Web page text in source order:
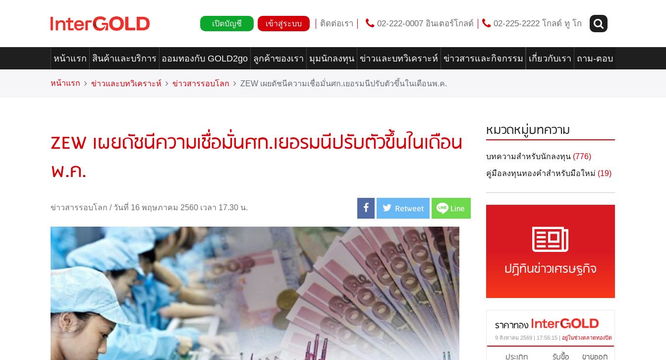
เปิดบัญชี เข้าสู่ระบบ ติดต่อเรา 02-222-0007 อินเตอร์โกลด์ 02-225-2222 โกลด์ ทู โก
หน้าแรก สินค้าและบริการ ออมทองกับ GOLD2go ลูกค้าของเรา มุมนักลงทุน ข่าวและบทวิเคราะห์ ข่าวสารและกิจกรรม เกี่ยวกับเรา ถาม-ตอบ
หน้าแรก ข่าวและบทวิเคราะห์ ข่าวสารรอบโลก ZEW เผยดัชนีความเชื่อมั่นศก.เยอรมนีปรับตัวขึ้นในเดือนพ.ค.
ZEW เผยดัชนีความเชื่อมั่นศก.เยอรมนีปรับตัวขึ้นในเดือน
พ.ค.
ข่าวสารรอบโลก / วันที่ 16 พฤษภาคม 2560 เวลา 17.30 น. Retweet Line
หมวดหมู่บทความ
บทความสำหรับนักลงทุน (776)
คู่มือลงทุนทองคำสำหรับมือใหม่ (19)
ปฏิทินข่าวเศรษฐกิจ
ราคาทอง
9 สิงหาคม 2569 | 17:56:15 | อยู่ในช่วงตลาดทองปิด